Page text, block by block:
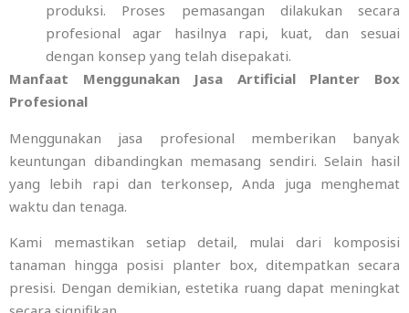
produksi. Proses pemasangan dilakukan secara
profesional agar hasilnya rapi, kuat, dan sesuai
dengan konsep yang telah disepakati.
Manfaat Menggunakan Jasa Artificial Planter Box
Profesional
Menggunakan jasa profesional memberikan banyak
keuntungan dibandingkan memasang sendiri. Selain hasil
yang lebih rapi dan terkonsep, Anda juga menghemat
waktu dan tenaga.
Kami memastikan setiap detail, mulai dari komposisi
tanaman hingga posisi planter box, ditempatkan secara
presisi. Dengan demikian, estetika ruang dapat meningkat